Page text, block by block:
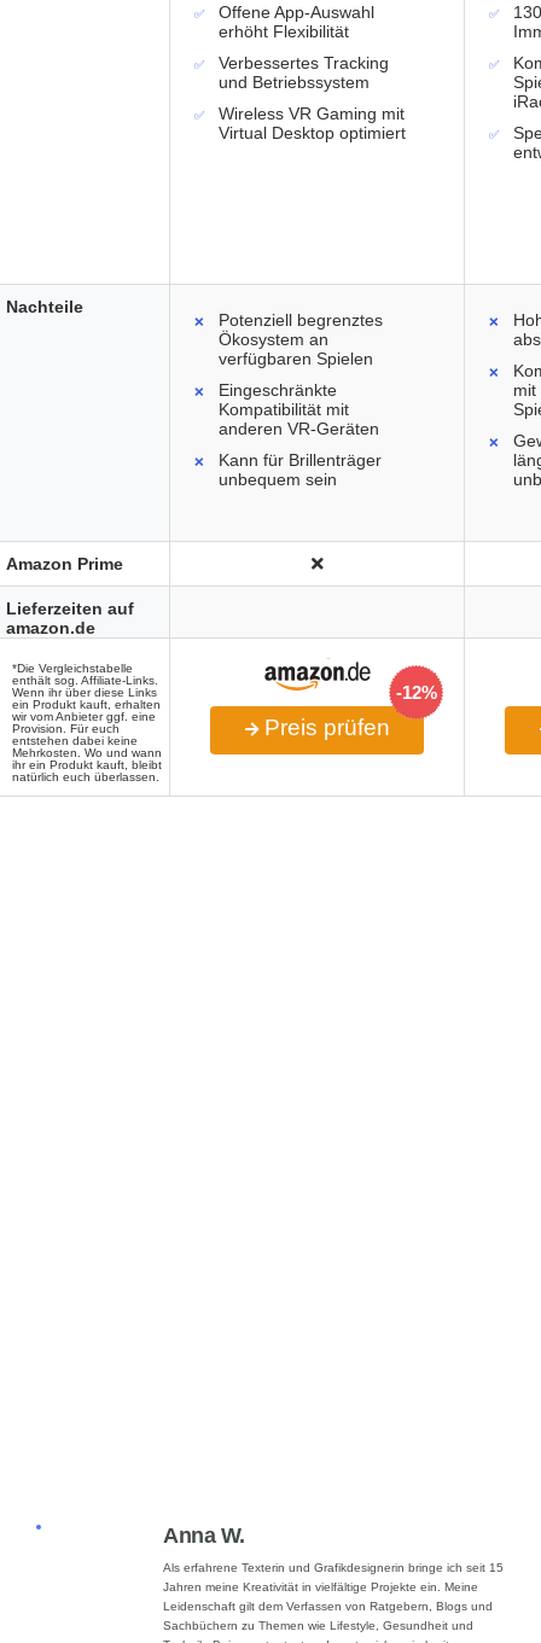
Offene App-Auswahl
erhöht Flexibilität
Verbessertes Tracking
und Betriebssystem
Wireless VR Gaming mit
Virtual Desktop optimiert
Potenziell begrenztes
Ökosystem an
verfügbaren Spielen
Eingeschränkte
Kompatibilität mit
anderen VR-Geräten
Kann für Brillenträger
unbequem sein
mit
-12%
Preis prüfen
Nachteile
Amazon Prime
Lieferzeiten auf
amazon.de
*Die Vergleichstabelle
enthält sog. Affiliate-Links.
Wenn ihr über diese Links
ein Produkt kauft, erhalten
wir vom Anbieter ggf. eine
Provision. Für euch
entstehen dabei keine
Mehrkosten. Wo und wann
ihr ein Produkt kauft, bleibt
natürlich euch überlassen.
Anna W.
Als erfahrene Texterin und Grafikdesignerin bringe ich seit 15
Jahren meine Kreativität in vielfältige Projekte ein. Meine
Leidenschaft gilt dem Verfassen von Ratgebern, Blogs und
Sachbüchern zu Themen wie Lifestyle, Gesundheit und